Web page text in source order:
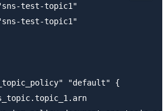
test-topic1"
test-topic1"
"default" {